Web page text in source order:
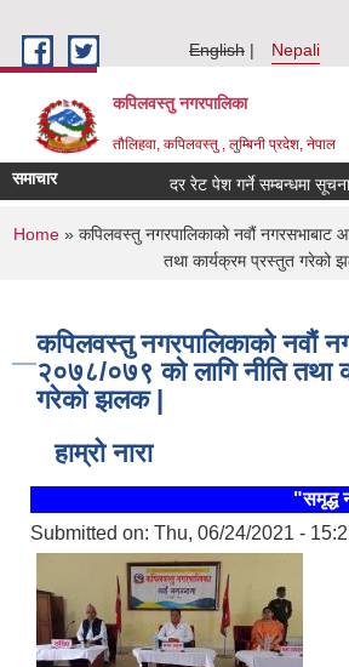
English
Nepali
कपिलवस्तु नगरपालिका
तौलिहवा, कपिलवस्तु , लुम्बिनी प्रदेश, नेपाल
समाचार दर रेट पेश गर्ने सम्बन्धमा सूचना ।
You are here
Home» कपिलवस्तु नगरपालिकाको नवौं नगरसभाबाट
तथा कार्यक्रम प्रस्तुत गरेको
कपिलवस्तु नगरपालिकाको नवौं
२०७८/०७९ को लागि नीति तथा
गरेको झलक |
हाम्रो नारा
"समृद्ध
Submitted on: Thu, 06/24/2021 -